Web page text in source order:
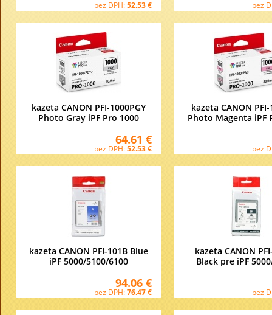
bez DPH:52.53 € bez
kazeta CANON PFI-1000PGY
Photo Gray iPF Pro 1000
64.61 €
bez DPH:52.53 €
kazeta CANON
Photo Magenta iPF
bez
kazeta CANON PFI-101B Blue
iPF 5000/5100/6100
94.06 €
bez DPH:76.47 €
kazeta CANON
Black pre iPF
bez